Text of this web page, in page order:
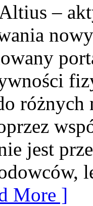
–
jest
More ]